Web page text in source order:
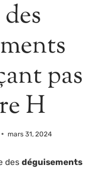
pas
H
mars 31, 2024
des déguisements